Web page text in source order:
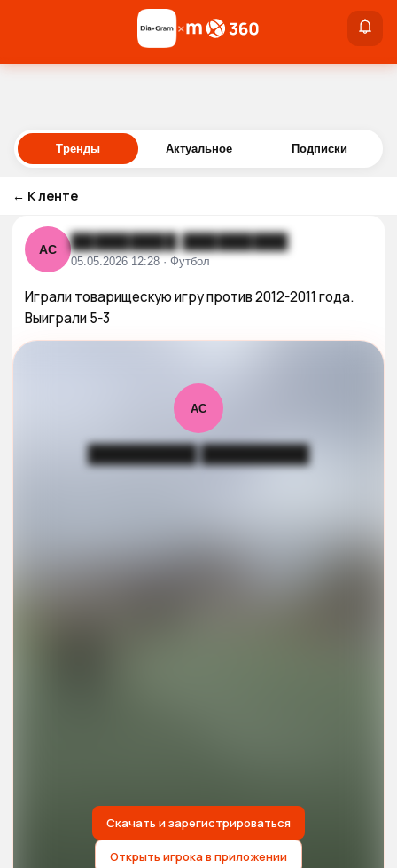
Войти
×
Тренды Актуальное Подписки
← К ленте
АС █████████ █████████
05.05.2026 12:28 · Футбол
Играли товарищескую игру против 2012-2011 года.
Выиграли 5-3
АС
█████████ █████████
Скачать и зарегистрироваться
Открыть игрока в приложении